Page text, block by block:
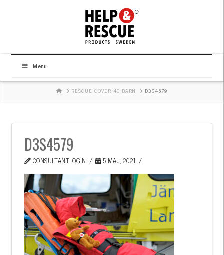
Menu
HOMERESCUE COVER 40 BARN D3S4579
D3S4579
CONSULTANTLOGIN 5 MAJ, 2021